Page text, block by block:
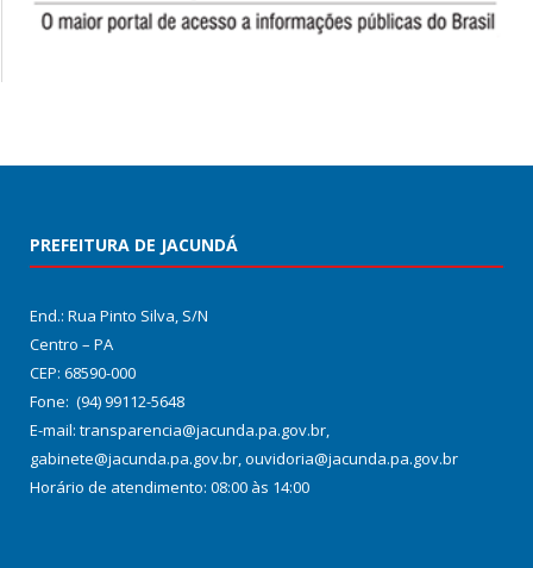
PREFEITURA DE JACUNDÁ
End.: Rua Pinto Silva, S/N
Centro – PA
CEP: 68590-000
Fone: (94) 99112-5648
E-mail: transparencia@jacunda.pa.gov.br,
gabinete@jacunda.pa.gov.br, ouvidoria@jacunda.pa.gov.br
Horário de atendimento: 08:00 às 14:00